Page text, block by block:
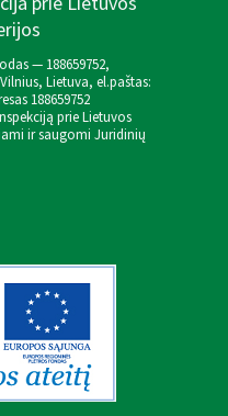
— 188659752,
Lietuva, el.paštas:
188659752
prie Lietuvos
ir saugomi Juridinių